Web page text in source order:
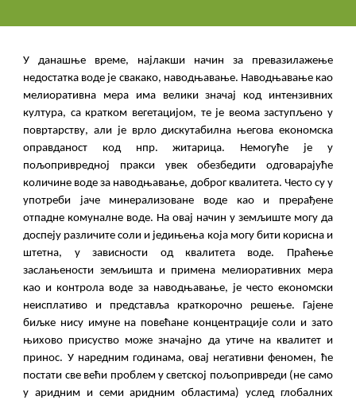
У данашње време, најлакши начин за превазилажење
недостатка воде је свакако, наводњавање. Наводњавање као
мелиоративна мера има велики значај код интензивних
култура, са кратком вегетацијом, те је веома заступљено у
повртарству, али је врло дискутабилна његова економска
оправданост код нпр. житарица. Немогуће је у
пољопривредној пракси увек обезбедити одговарајуће
количине воде за наводњавање, доброг квалитета. Често су у
употреби јаче минерализоване воде као и прерађене
отпадне комуналне воде. На овај начин у земљиште могу да
доспеју различите соли и једињења која могу бити корисна и
штетна, у зависности од квалитета воде. Праћење
заслањености земљишта и примена мелиоративних мера
као и контрола воде за наводњавање, је често економски
неисплативо и представља краткорочно решење. Гајене
биљке нису имуне на повећане концентрације соли и зато
њихово присуство може значајно да утиче на квалитет и
принос. У наредним годинама, овај негативни феномен, ће
постати све већи проблем у светској пољопривреди (не само
у аридним и семи аридним областима) услед глобалних